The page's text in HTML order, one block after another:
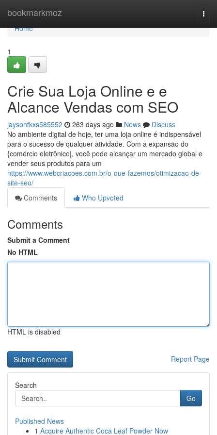
bookmarkmoz
Home
Home
1
Crie Sua Loja Online e e
Alcance Vendas com SEO
jaysonfkxs585552 263 days ago News
Discuss
No ambiente digital de hoje, ter uma loja online é indispensável
para o sucesso de qualquer atividade. Com a expansão do
{comércio eletrônico|, você pode alcançar um mercado global e
vender seus produtos para um
https://www.webcriacoes.com.br/o-que-fazemos/otimizacao-de-
site-seo/
Comments
Who Upvoted
Comments
Submit a Comment
No HTML
HTML is disabled
Report Page
Search
Go
Published News
1 Acquire Authentic Coca Leaf Powder Now